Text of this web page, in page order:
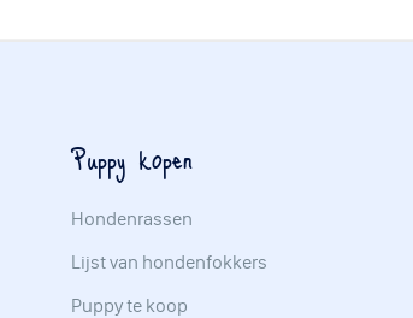
Puppy kopen
Hondenrassen
Lijst van hondenfokkers
Puppy te koop